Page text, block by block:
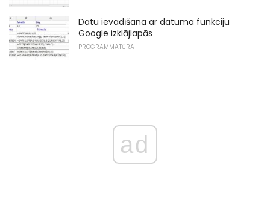
Datu ievadīšana ar datuma funkciju
Google izklājlapās
PROGRAMMATŪRA
ad